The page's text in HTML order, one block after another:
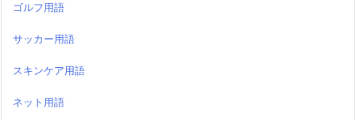
ゴルフ用語
サッカー用語
スキンケア用語
ネット用語